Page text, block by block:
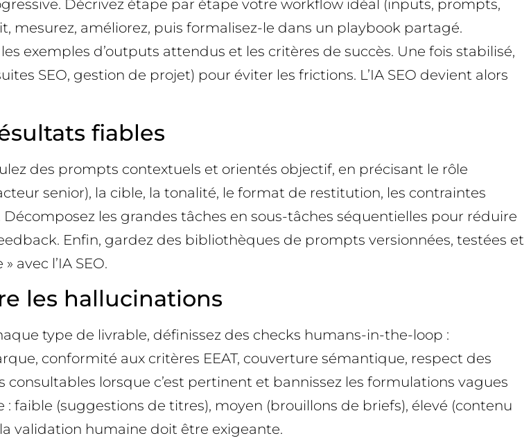
Décrivez étape par étape votre workflow idéal (inputs, prompts,
mesurez, améliorez, puis formalisez-le dans un playbook partagé.
exemples d’outputs attendus et les critères de succès. Une fois stabilisé,
SEO, gestion de projet) pour éviter les frictions. L’IA SEO devient alors
fiables
des prompts contextuels et orientés objectif, en précisant le rôle
senior), la cible, la tonalité, le format de restitution, les contraintes
les grandes tâches en sous-tâches séquentielles pour réduire
Enfin, gardez des bibliothèques de prompts versionnées, testées et
avec l’IA SEO.
les hallucinations
type de livrable, définissez des checks humans-in-the-loop :
conformité aux critères EEAT, couverture sémantique, respect des
lorsque c’est pertinent et bannissez les formulations vagues
(suggestions de titres), moyen (brouillons de briefs), élevé (contenu
validation humaine doit être exigeante.